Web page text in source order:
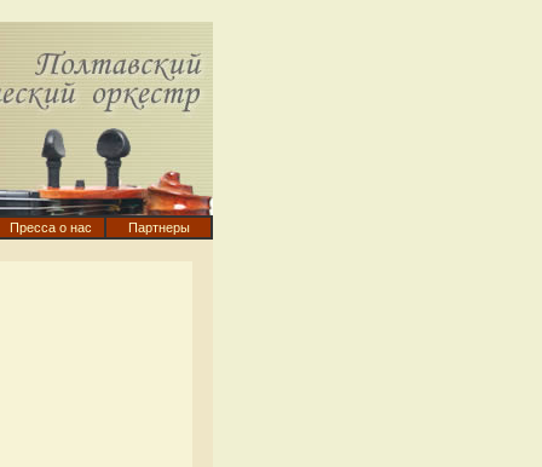
Пресса о нас Партнеры